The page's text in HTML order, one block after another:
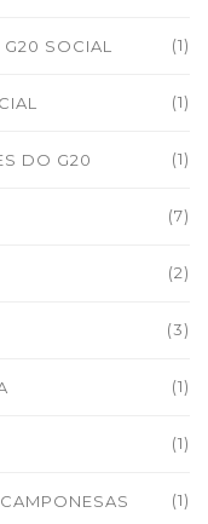
SOCIAL (1)
(1)
DO G20 (1)
(7)
(2)
(3)
(1)
(1)
(1)